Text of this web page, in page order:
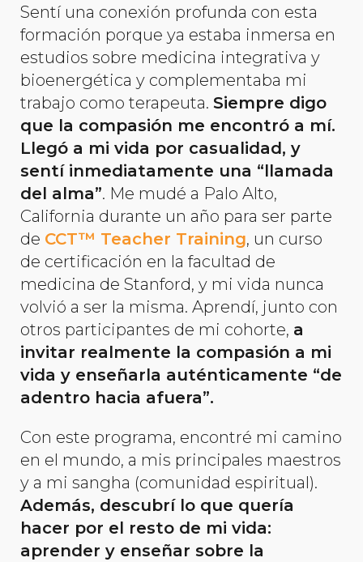
Sentí una conexión profunda con esta
formación porque ya estaba inmersa en
estudios sobre medicina integrativa y
bioenergética y complementaba mi
trabajo como terapeuta. Siempre digo
que la compasión me encontró a mí.
Llegó a mi vida por casualidad, y
sentí inmediatamente una “llamada
del alma”. Me mudé a Palo Alto,
California durante un año para ser parte
de CCT™ Teacher Training, un curso
de certificación en la facultad de
medicina de Stanford, y mi vida nunca
volvió a ser la misma. Aprendí, junto con
otros participantes de mi cohorte, a
invitar realmente la compasión a mi
vida y enseñarla auténticamente “de
adentro hacia afuera”.
Con este programa, encontré mi camino
en el mundo, a mis principales maestros
y a mi sangha (comunidad espiritual).
Además, descubrí lo que quería
hacer por el resto de mi vida:
aprender y enseñar sobre la